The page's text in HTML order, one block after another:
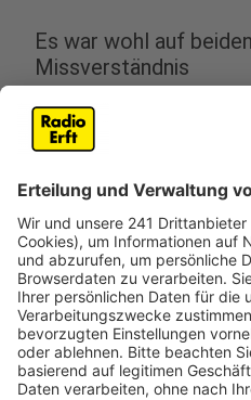
Es war wohl auf
Missverständnis
Anzeige
Nach einem dramatischen
vom Bauhaus in Hürth hat
Mann freigesprochen. Der
Baumarkt weder etwas
Ladendetektiv absichtlich
mitgeschleift, heißt es. Der
darstellen, dass er den
erkannt hatte, sondern
Als der Detektiv ihm auf